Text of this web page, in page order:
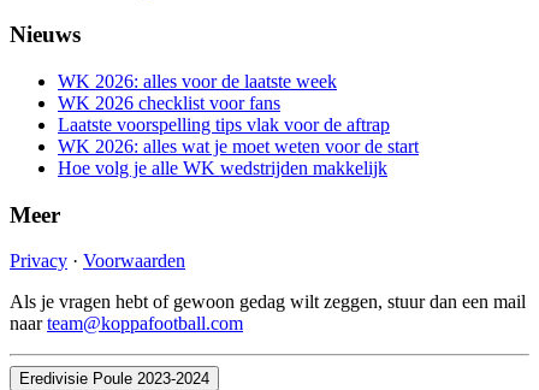
Nieuws
WK 2026: alles voor de laatste week
WK 2026 checklist voor fans
Laatste voorspelling tips vlak voor de aftrap
WK 2026: alles wat je moet weten voor de start
Hoe volg je alle WK wedstrijden makkelijk
Meer
Privacy · Voorwaarden
Als je vragen hebt of gewoon gedag wilt zeggen, stuur dan een mail
naarteam@koppafootball.com
Eredivisie Poule 2023-2024